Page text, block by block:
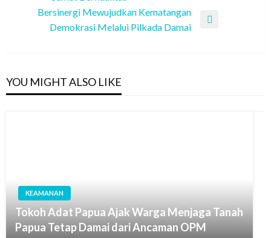
Bersinergi Mewujudkan Kematangan
Demokrasi Melalui Pilkada Damai
YOU MIGHT ALSO LIKE
KEAMANAN
Tokoh Adat Papua Ajak Warga Menjaga Tanah
Papua Tetap Damai dari Ancaman OPM